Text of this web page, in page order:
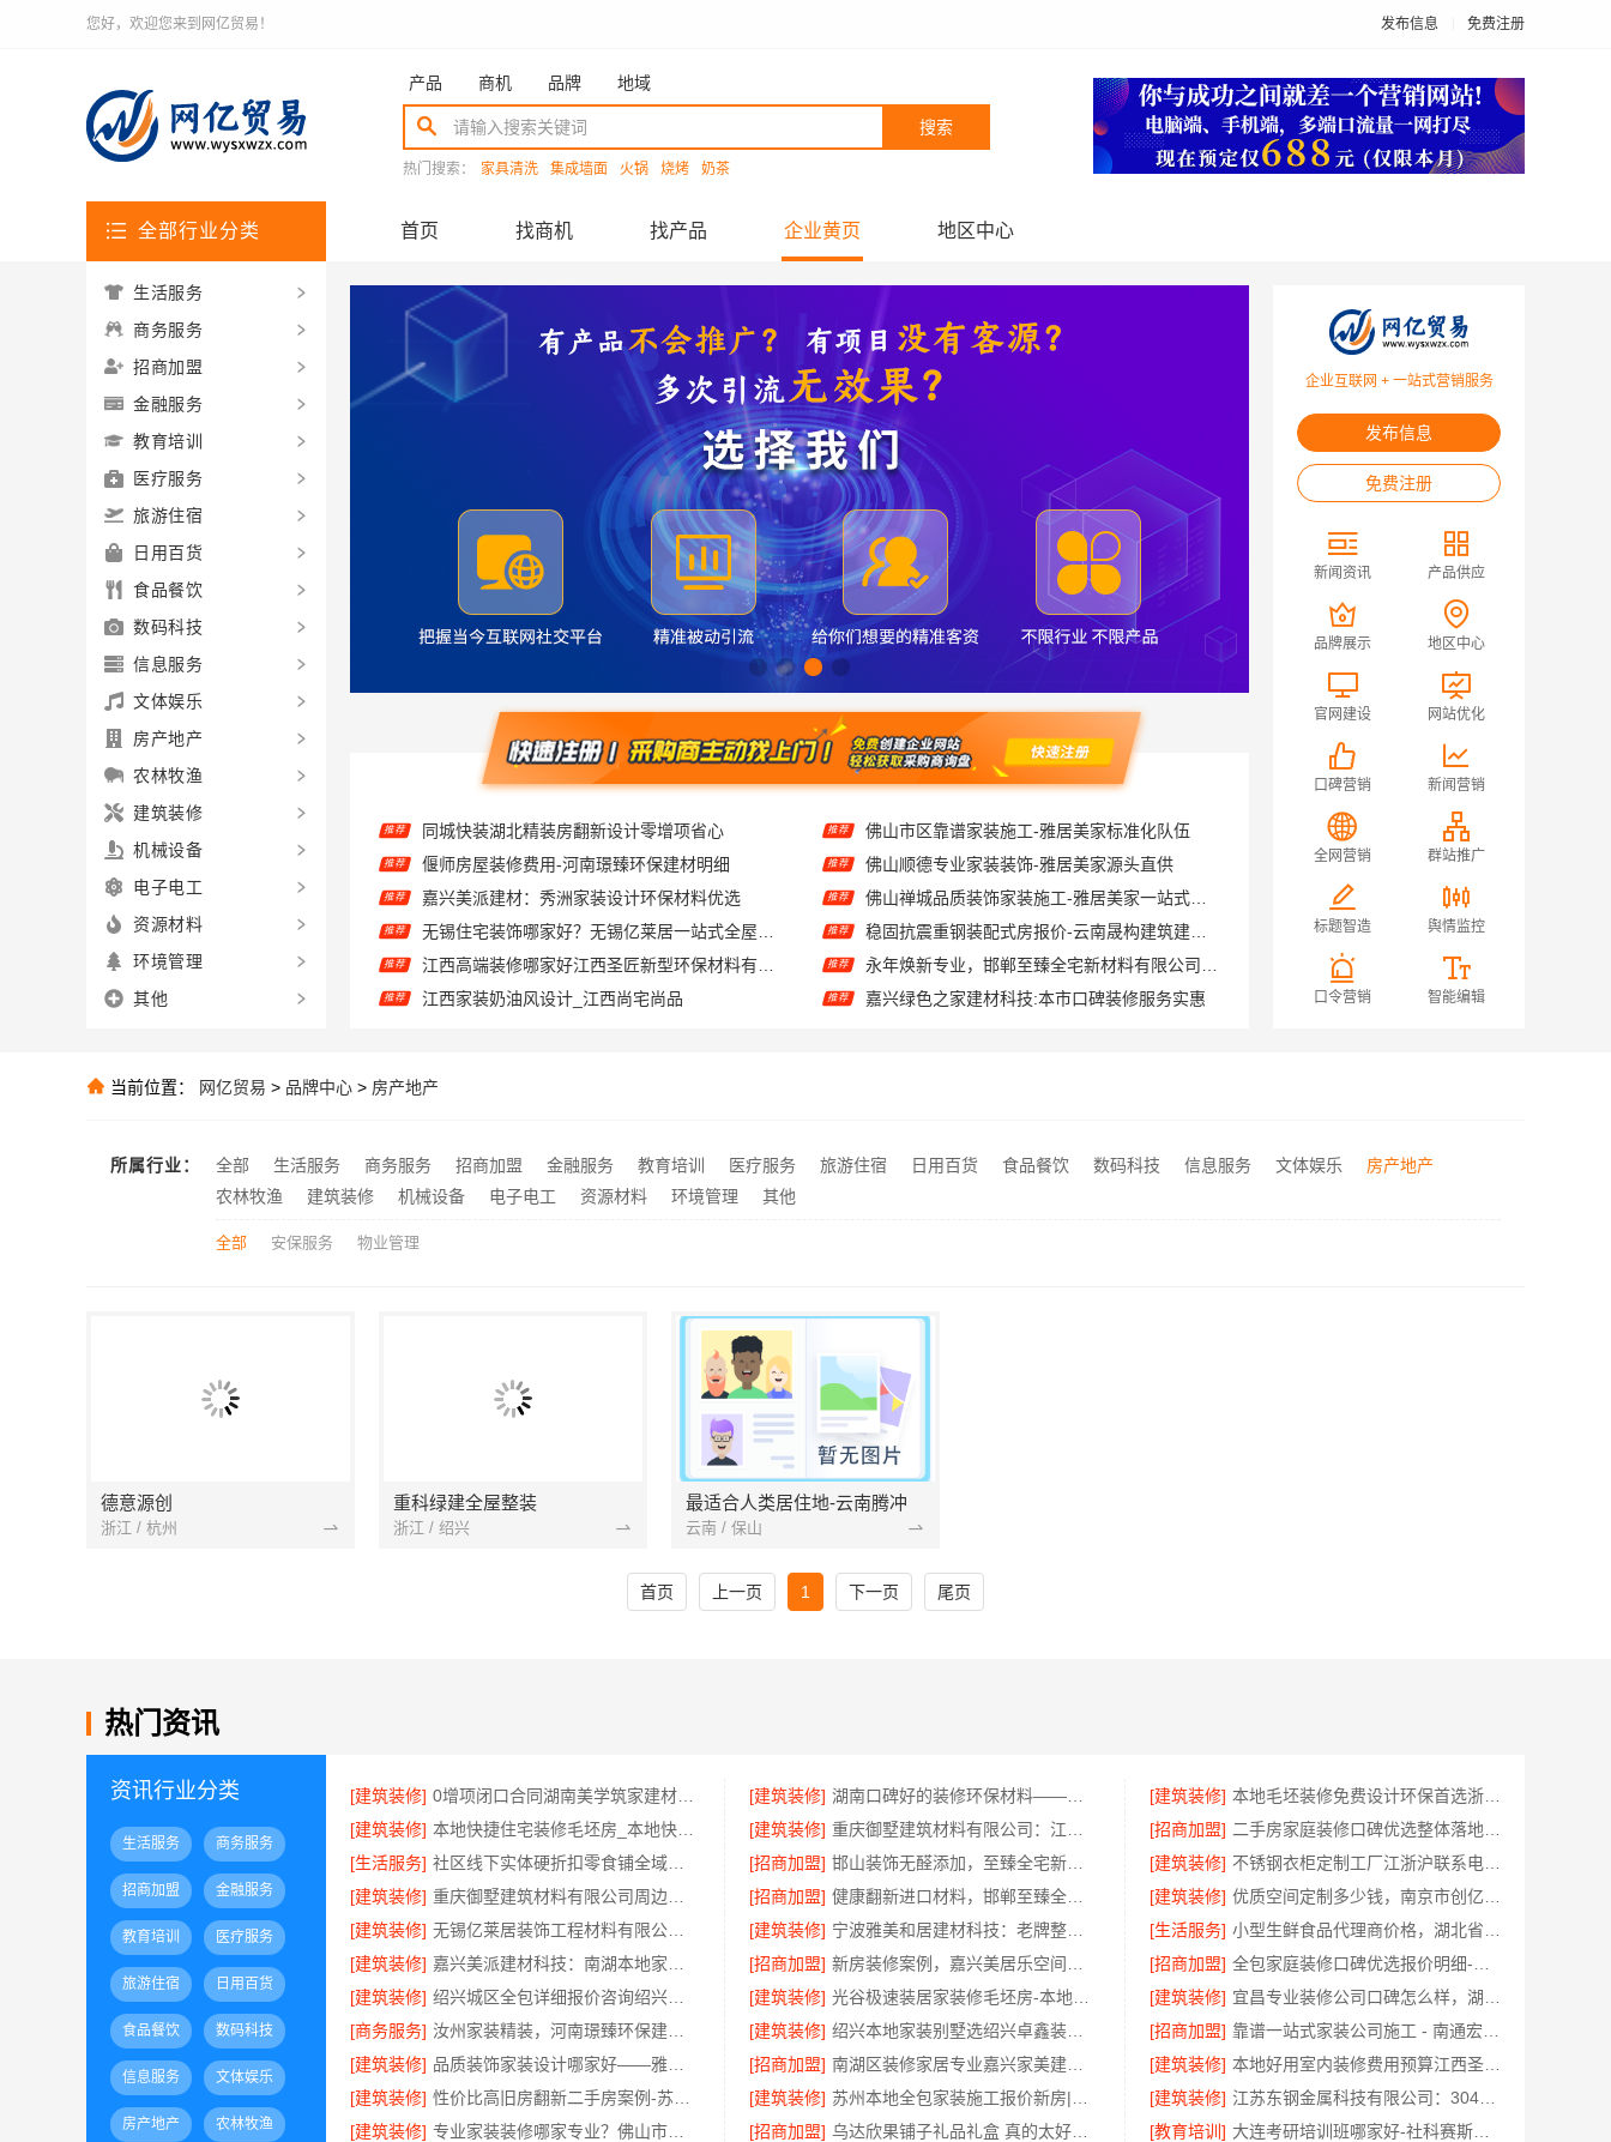
您好，欢迎您来到网亿贸易！ 发布信息 免费注册
产品 商机 品牌 地域
搜索
热门搜索： 家具清洗 集成墙面 火锅 烧烤 奶茶
全部行业分类 首页 找商机 找产品 企业黄页 地区中心
推荐 偃师房屋装修费用-河南璟臻环保建材明细
推荐 嘉兴美派建材：秀洲家装设计环保材料优选
推荐
推荐 江西高端装修哪家好江西圣匠新型环保材料有限公司
推荐 江西家装奶油风设计_江西尚宅尚品
推荐
推荐 绍兴柯桥区专业靠谱装修自有专业施工队选绍兴卓鑫
推荐 佛山顺德专业家装装饰-雅居美家源头直供
推荐
推荐 稳固抗震重钢装配式房报价-云南晟构建筑建材有限公司
推荐 永年焕新专业，邯郸至臻全宅新材料有限公司打造精品全宅工程
推荐 嘉兴绿色之家建材科技:本市口碑装修服务实惠
推荐 句容慕新不锈钢家装公司厨房案例实拍-慕新不锈钢
推荐 国内专业室内装修怎么样评价江西圣匠新型环保材料有限公司
企业互联网 + 一站式营销服务
发布信息
免费注册
新闻资讯 产品供应
品牌展示 地区中心
官网建设 网站优化
口碑营销 新闻营销
全网营销 群站推广
标题智造 舆情监控
口令营销 智能编辑
生活服务
商务服务
招商加盟
金融服务
教育培训
医疗服务
旅游住宿
日用百货
食品餐饮
数码科技
信息服务
文体娱乐
房产地产
农林牧渔
建筑装修
机械设备
电子电工
资源材料
环境管理
其他
当前位置： 网亿贸易 > 品牌中心 > 房产地产
所属行业： 全部 生活服务 商务服务 招商加盟 金融服务 教育培训 医疗服务 旅游住宿 日用百货 食品餐饮 数码科技 信息服务 文体娱乐
房产地产
农林牧渔
建筑装修 机械设备 电子电工 资源材料 环境管理 其他
全部 安保服务 物业管理
德意源创
浙江 / 杭州
重科绿建全屋整装
浙江 / 绍兴
最适合人类居住地-云南腾冲
云南 / 保山
首页 上一页 1 下一页 尾页
热门资讯
资讯行业分类
生活服务 商务服务
招商加盟 金融服务
教育培训 医疗服务
旅游住宿 日用百货
食品餐饮 数码科技
信息服务 文体娱乐
房产地产 农林牧渔
[建筑装修] [建筑装修] [建筑装修]
本地毛坯装修免费设计环保首选浙江臻美新型建材有限公司
[建筑装修]
[建筑装修] [招商加盟]
[生活服务]
[招商加盟] [建筑装修]
[建筑装修]
[招商加盟] [建筑装修]
[建筑装修]
[建筑装修] [生活服务]
[建筑装修]
[招商加盟] [招商加盟]
[建筑装修]
[建筑装修] [建筑装修]
[商务服务]
[建筑装修] [招商加盟]
[建筑装修]
[招商加盟] [建筑装修]
本地好用室内装修费用预算江西圣匠新型环保材料有限公司
[建筑装修]
[建筑装修] [建筑装修]
江苏东钢金属科技有限公司：304不锈钢家具厂家全国地址
[建筑装修]
[招商加盟] [教育培训]
大连考研培训班哪家好-社科赛斯考研